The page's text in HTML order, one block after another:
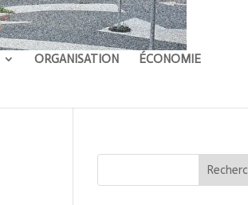
ORGANISATION ÉCONOMIE